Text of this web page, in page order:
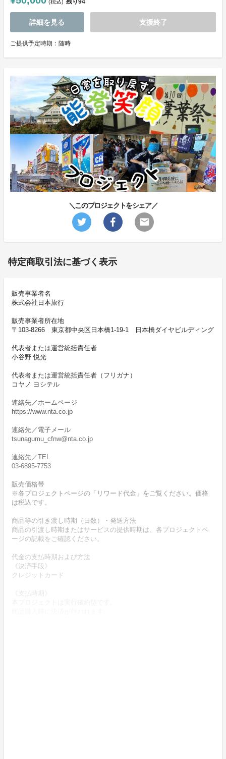
(税込) 残り94
詳細を見る 支援終了
ご提供予定時期：随時
＼このプロジェクトをシェア／
特定商取引法に基づく表示
販売事業者名
株式会社日本旅行
販売事業者所在地
〒103-8266 東京都中央区日本橋1-19-1 日本橋ダイヤビルディング
代表者または運営統括責任者
小谷野 悦光
代表者または運営統括責任者（フリガナ）
コヤノ ヨシテル
連絡先／ホームページ
https://www.nta.co.jp
連絡先／電子メール
tsunagumu_cfnw@nta.co.jp
連絡先／TEL
03-6895-7753
販売価格帯
※各プロジェクトページの「リワード代金」をご覧ください。価格
は税込です。
商品等の引き渡し時期（日数）・発送方法
商品の引渡し時期またはサービスの提供時期は、各プロジェクトペ
ージの記載をご確認ください。
代金の支払時期および方法
《決済手段》
クレジットカード
《支払時期》